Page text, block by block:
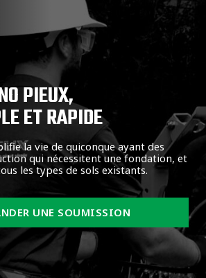
PIEUX,
ET RAPIDE
la vie de quiconque ayant des
qui nécessitent une fondation, et
les types de sols existants.
UNE SOUMISSION